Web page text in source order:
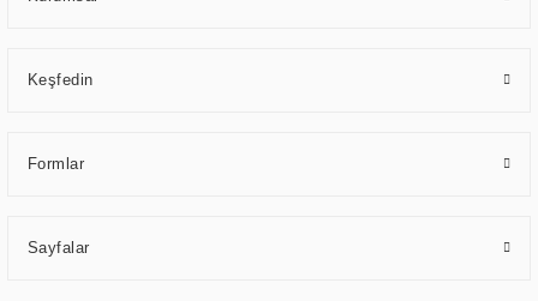
Keşfedin
Formlar
Sayfalar